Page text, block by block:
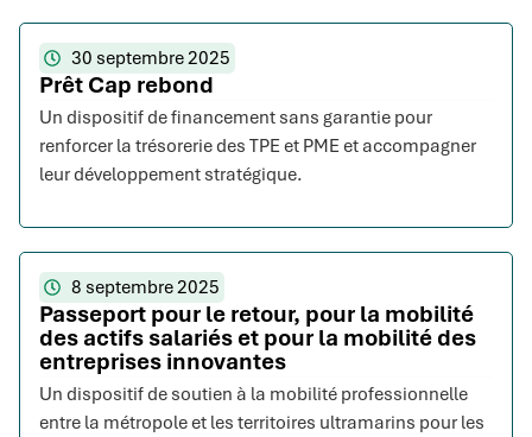
30 septembre 2025
Prêt Cap rebond
Un dispositif de financement sans garantie pour
renforcer la trésorerie des TPE et PME et accompagner
leur développement stratégique.
8 septembre 2025
Passeport pour le retour, pour la mobilité
des actifs salariés et pour la mobilité des
entreprises innovantes
Un dispositif de soutien à la mobilité professionnelle
entre la métropole et les territoires ultramarins pour les